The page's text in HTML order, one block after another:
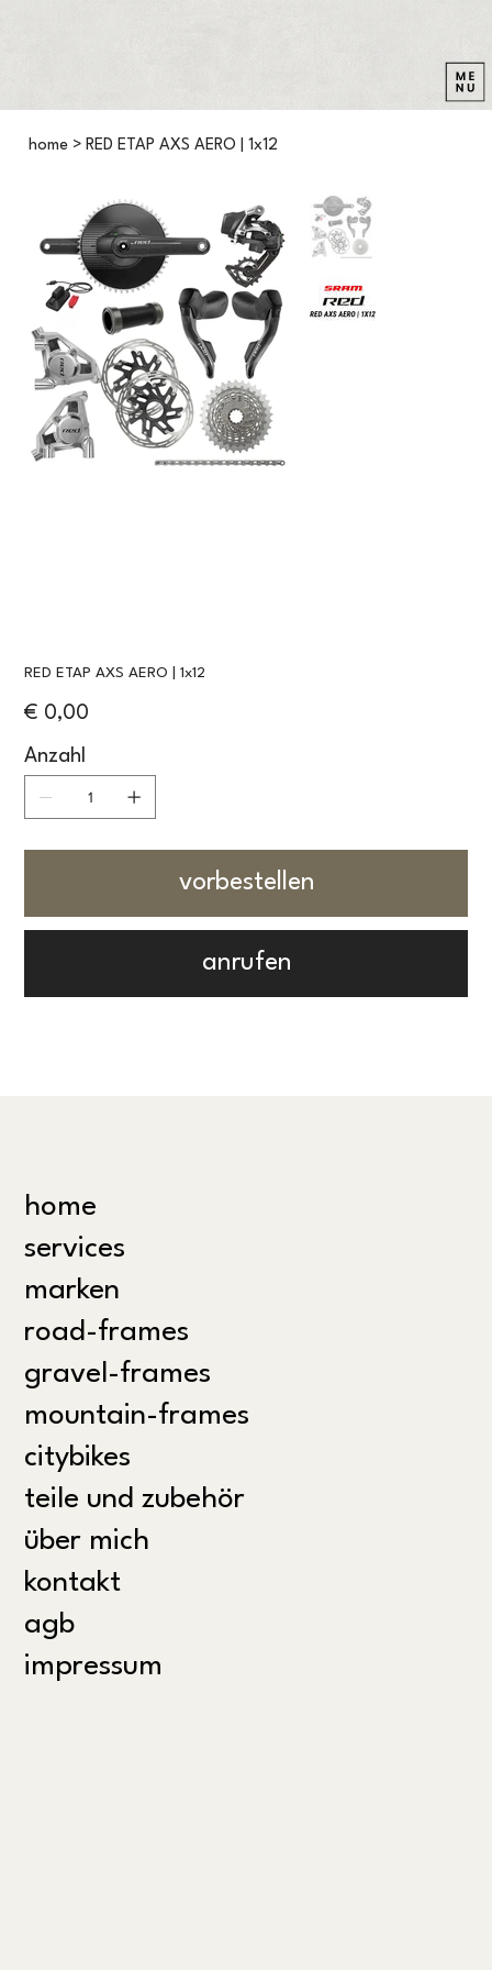
home > RED ETAP AXS AERO | 1x12
RED ETAP AXS AERO | 1x12
Preis
€ 0,00
Anzahl
vorbestellen
anrufen
home
services
marken
road-frames
gravel-frames
mountain-frames
citybikes
teile und zubehör
über mich
kontakt
agb
impressum